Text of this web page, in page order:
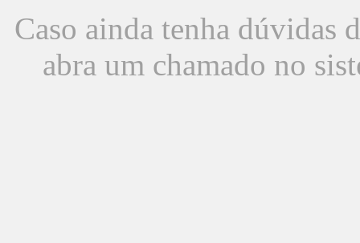
Caso ainda tenha dúvidas
abra um chamado no